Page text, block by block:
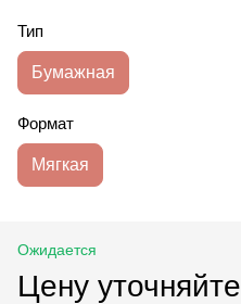
Тип
Бумажная
Формат
Мягкая
Ожидается
Цену уточняйте